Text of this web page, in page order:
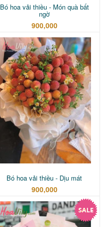
Bó hoa vải thiều - Món quà bất
ngờ
900,000
Bó hoa vải thiều - Dịu mát
900,000